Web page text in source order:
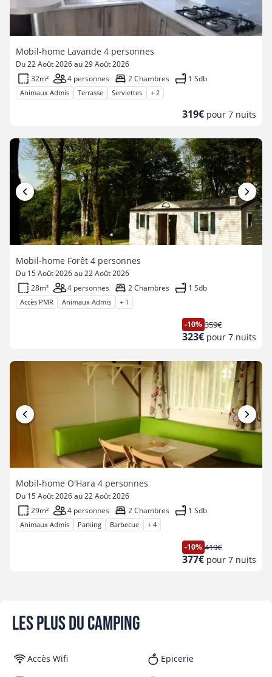
Mobil-home Lavande 4 personnes
Du 22 Août 2026 au 29 Août 2026
32m²
4 personnes 2 Chambres 1 Sdb
Animaux Admis Terrasse Serviettes + 2
Nouveau
319€ pour 7 nuits
Mobil-home Forêt 4 personnes
Du 15 Août 2026 au 22 Août 2026
28m²
4 personnes 2 Chambres 1 Sdb
Accès PMR Animaux Admis + 1
-10%
Ancien
prix
359€
Nouveau
323€ pour 7 nuits
Mobil-home O'Hara 4 personnes
Du 15 Août 2026 au 22 Août 2026
29m²
4 personnes 2 Chambres 1 Sdb
Animaux Admis Parking Barbecue + 4
-10%
Ancien
prix
419€
Nouveau
377€ pour 7 nuits
Les plus du camping
Accès Wifi
Epicerie